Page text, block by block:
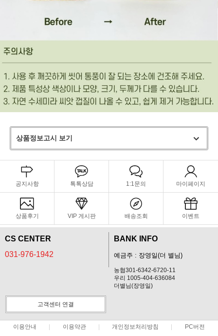
상품정보고시 보기
공지사항 톡톡상담 1:1문의 마이페이지
상품후기 VIP 게시판 배송조회 이벤트
CS CENTER
031-976-1942
BANK INFO
예금주 : 장영일(더 별님)
농협301-6342-6720-11
우리 1005-404-636084
더별님(장영일)
고객센터 연결
이용안내 이용약관 개인정보처리방침 PC버전